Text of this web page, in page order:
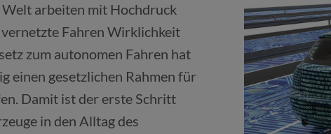
arbeiten mit Hochdruck
Fahren Wirklichkeit
zum autonomen Fahren hat
einen gesetzlichen Rahmen für
Damit ist der erste Schritt
in den Alltag des